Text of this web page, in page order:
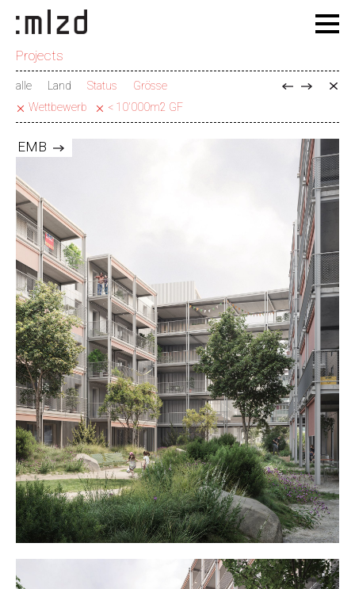
Projects
alle Land Status
Grösse
Wettbewerb
< 10'000m2 GF
EMB